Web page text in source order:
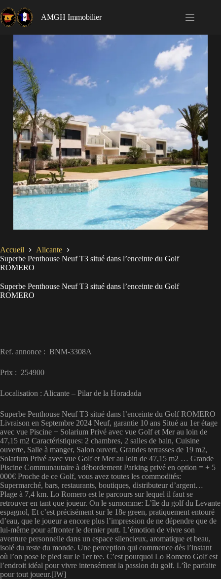
AMGH Immobilier
Accueil
Alicante
Superbe Penthouse Neuf T3 situé dans l’enceinte du Golf
ROMERO
Superbe Penthouse Neuf T3 situé dans l’enceinte du Golf
ROMERO
Ref. annonce : BNM-3308A
Prix : 254900
Localisation : Alicante – Pilar de la Horadada
Superbe Penthouse Neuf T3 situé dans l’enceinte du Golf ROMERO
Livraison en Septembre 2024 Neuf, garantie 10 ans Situé au 1er étage
avec vue Piscine + Solarium Privé avec vue Golf et Mer au loin de
47,15 m2 Caractéristiques: 2 chambres, 2 salles de bain, Cuisine
ouverte, Salle à manger, Salon ouvert, Grandes terrasses de 19 m2,
Solarium Privé avec vue Golf et Mer au loin de 47,15 m2 … Grande
Piscine Communautaire à débordement Parking privé en option = + 5
000€ Proche de ce Golf, vous avez toutes les commodités:
Supermarché, bars, restaurants, boutiques, distributeur d’argent…
Plage à 7,4 km. Lo Romero est le parcours sur lequel il faut se
retrouver en tant que joueur. On le surnomme: L’île du golf du Levante
espagnol, Et c’est précisément sur le 18e green, pratiquement entouré
d’eau, que le joueur a encore plus l’impression de ne dépendre que de
lui-même pour affronter le dernier putt. L’émotion de vivre son
aventure personnelle dans un espace silencieux, aromatique et beau,
isolé du reste du monde. Une perception qui commence dès l’instant
où l’on pose le pied sur le 1er tee. C’est pourquoi Lo Romero Golf est
l’endroit idéal pour vivre intensément la passion du golf. L’île parfaite
pour tout joueur.[IW]